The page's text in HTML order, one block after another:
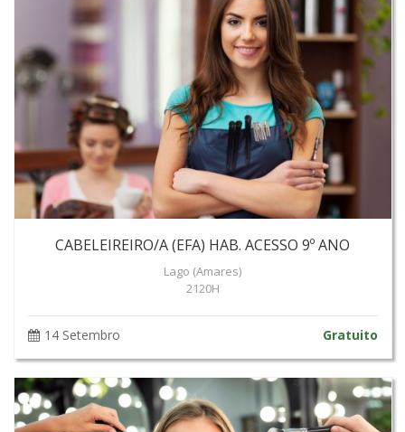
CABELEIREIRO/A (EFA) HAB. ACESSO 9º ANO
Lago (Amares)
2120H
14 Setembro Gratuito